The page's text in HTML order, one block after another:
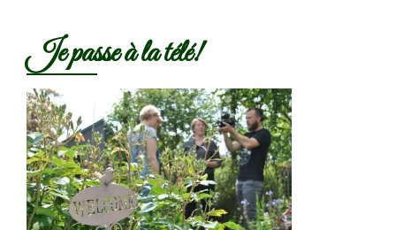
Je passe à la télé!